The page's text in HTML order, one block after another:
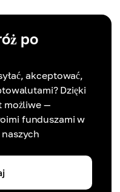
po
akceptować,
Dzięki
możliwe —
funduszami w